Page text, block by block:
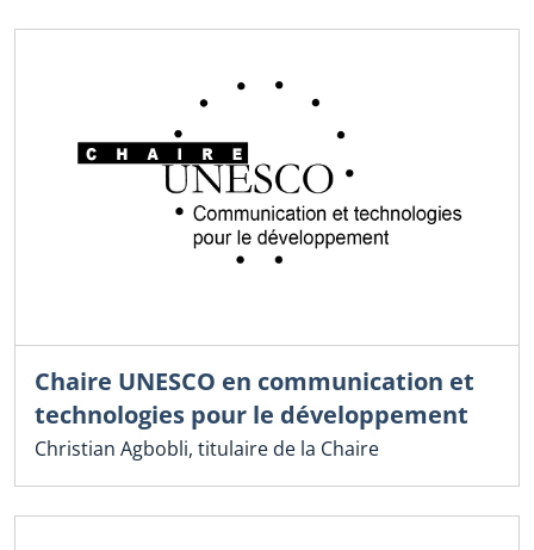
Chaire UNESCO en communication et
technologies pour le développement
Christian Agbobli, titulaire de la Chaire